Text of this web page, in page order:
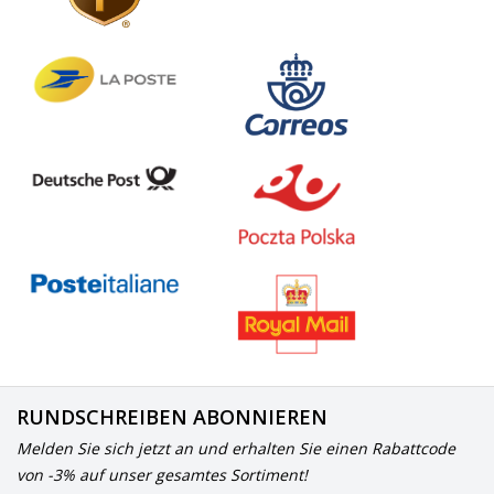
RUNDSCHREIBEN ABONNIEREN
Melden Sie sich jetzt an und erhalten Sie einen Rabattcode
von -3% auf unser gesamtes Sortiment!